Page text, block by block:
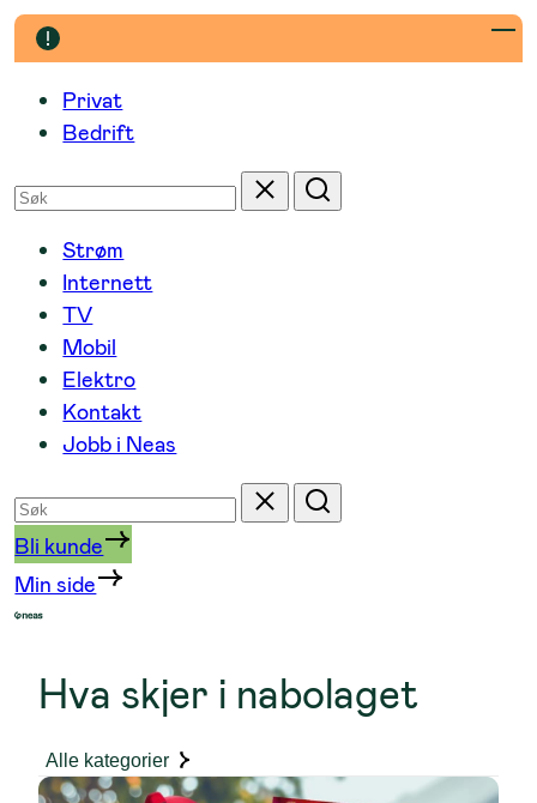
Hopp
til
innholdPrivat
Bedrift
Søk
etter
Tilbakestill
Søk
Strøm
Internett
TV
Mobil
Elektro
Kontakt
Jobb i Neas
Søk
etter
Tilbakestill
Søk
Bli kunde
Min side
Hva skjer i nabolaget
Alle kategorier